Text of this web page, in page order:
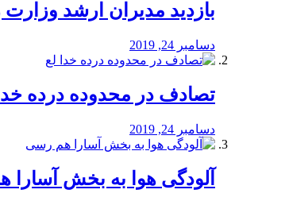
بازدید مدیران ارشد وزارت
دسامبر 24, 2019
تصادف در محدوده درده
دسامبر 24, 2019
آلودگی هوا به بخش